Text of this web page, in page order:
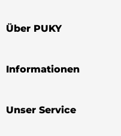
Über PUKY
Informationen
Unser Service